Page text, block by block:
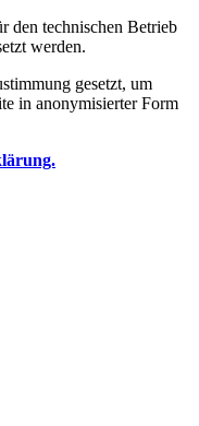
den technischen Betrieb
werden.
gesetzt, um
in anonymisierter Form